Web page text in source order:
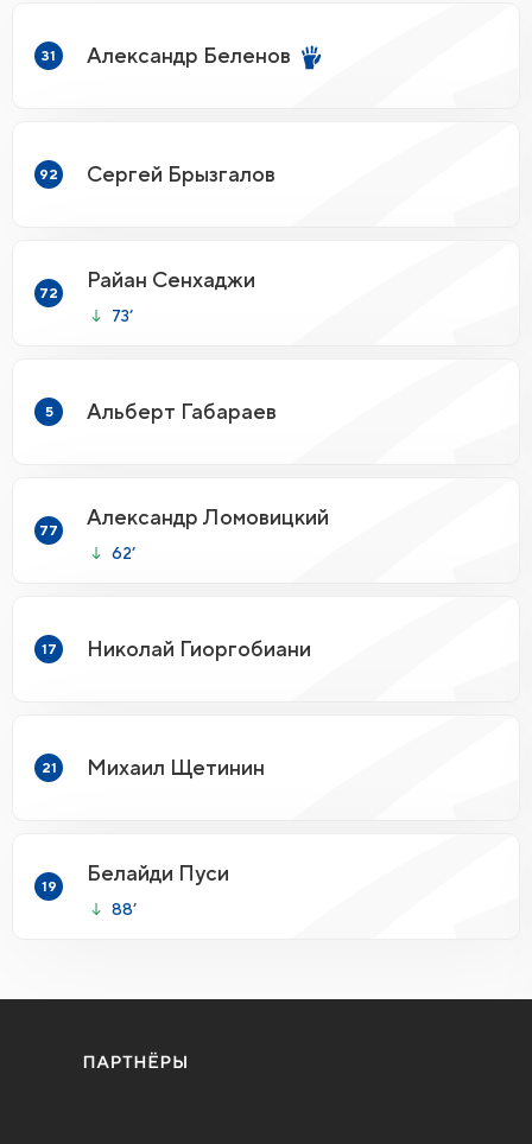
31 Александр Беленов
92 Сергей Брызгалов
72
Райан Сенхаджи
73’
5 Альберт Габараев
77
Александр Ломовицкий
62’
17 Николай Гиоргобиани
21 Михаил Щетинин
19
Белайди Пуси
88’